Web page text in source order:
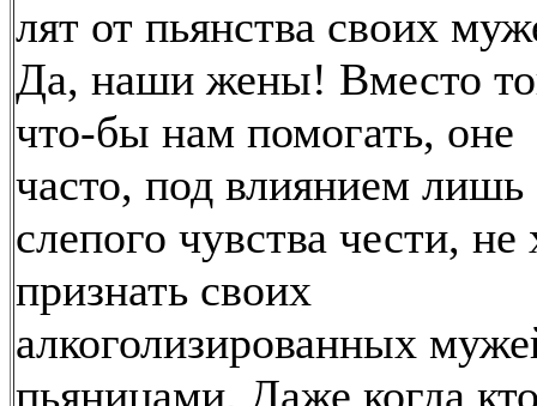
лят от пьянства своих
Да, наши жены! Вместо
что-бы нам помогать, оне
часто, под влиянием лишь
слепого чувства чести, не
признать своих
алкоголизированных
пьяницами. Даже когда